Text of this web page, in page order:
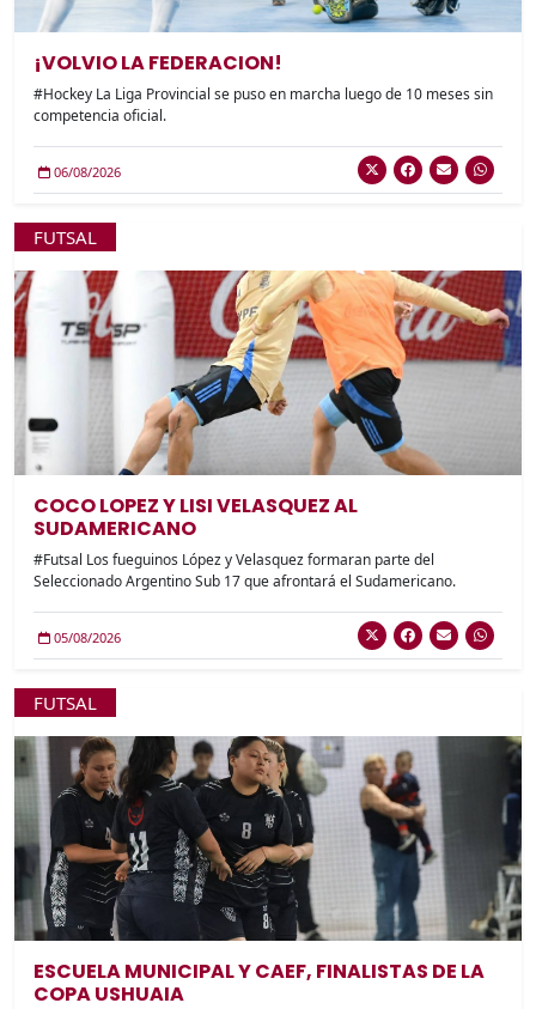
¡VOLVIO LA FEDERACION!
#Hockey La Liga Provincial se puso en marcha luego de 10 meses sin
competencia oficial.
06/08/2026
FUTSAL
COCO LOPEZ Y LISI VELASQUEZ AL
SUDAMERICANO
#Futsal Los fueguinos López y Velasquez formaran parte del
Seleccionado Argentino Sub 17 que afrontará el Sudamericano.
05/08/2026
FUTSAL
ESCUELA MUNICIPAL Y CAEF, FINALISTAS DE LA
COPA USHUAIA